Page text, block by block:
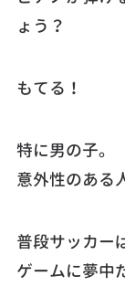
ょう？
もてる！
特に男の子。
意外性のある
普段サッカー
ゲームに夢中